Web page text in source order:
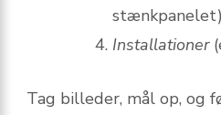
stænkpanelet)
Installationer
Tag billeder, mål op, og